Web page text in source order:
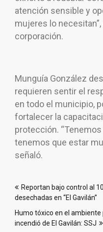
atención sensible y
mujeres lo
corporación.
Munguía González
requieren sentir el
en todo el municipio,
fortalecer la
protección.
tenemos que estar
señaló.
de
entradas
Reportan bajo control al
desechadas en “El Gavilán”
Humo tóxico en el
incendió de El Gavilán: SSJ